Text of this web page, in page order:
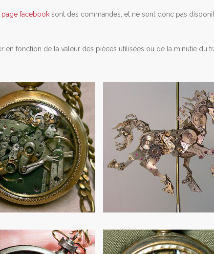
page facebook sont des commandes, et ne sont donc pas
fonction de la valeur des pièces utilisées ou de la minutie du